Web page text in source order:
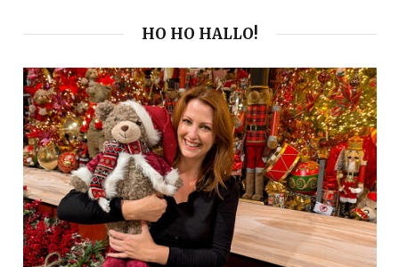
HO HO HALLO!